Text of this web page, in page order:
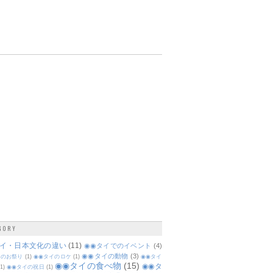
・日本文化の違い (11) ◉◉タイでのイベント (4)
お祭り (1) ◉◉タイのロケ (1) ◉◉タイの動物 (3) ◉◉タイ
◉◉タイの祝日 (1) ◉◉タイの食べ物 (15) ◉◉タ